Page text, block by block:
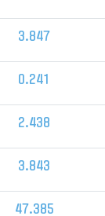
3.847
0.241
2.438
3.843
47.385